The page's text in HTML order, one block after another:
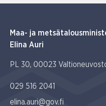
Maa- ja
Elina Auri
PL 30, 00023
029 516 2041
elina.auri@gov.fi